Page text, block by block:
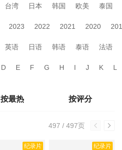
台湾 日本 韩国 欧美 泰国
2023 2022 2021 2020
英语 日语 韩语 泰语 法语
D E F G H I J K L
按最热 按评分
497 / 497页
纪录片 纪录片